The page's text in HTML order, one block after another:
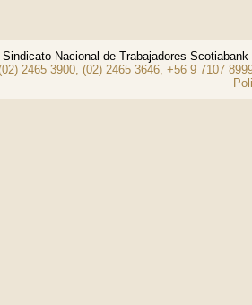
Nacional de Trabajadores
2465 3900, (02) 2465 3646, +56 9 7107